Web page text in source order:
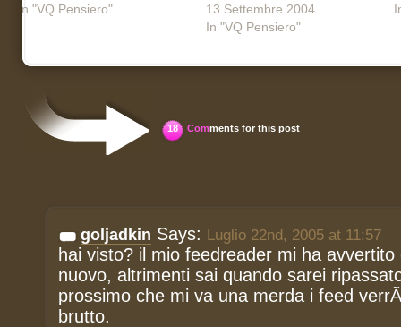
In "VQ Pensiero"
13 Settembre 2004
In "VQ Pensiero"
18 Comments for this post
goljadkin Says: Luglio 22nd, 2005 at 11:57
hai visto? il mio feedreader mi ha avvertito
nuovo, altrimenti sai quando sarei
prossimo che mi va una merda i feed
brutto.